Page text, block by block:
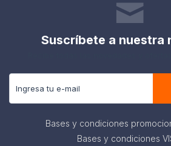
Suscríbete a nuestra
Bases y condiciones
Bases y condiciones